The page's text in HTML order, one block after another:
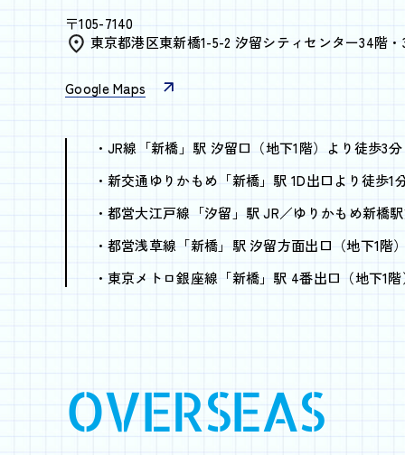
〒105-7140
東京都港区東新橋1-5-2 汐留シティセンター34階・
Google Maps
JR線「新橋」駅 汐留口（地下1階）より徒歩3分
新交通ゆりかもめ「新橋」駅 1D出口より徒歩1
都営大江戸線「汐留」駅 JR／ゆりかもめ新橋
都営浅草線「新橋」駅 汐留方面出口（地下1階
東京メトロ銀座線「新橋」駅 4番出口（地下1
OVERSEAS